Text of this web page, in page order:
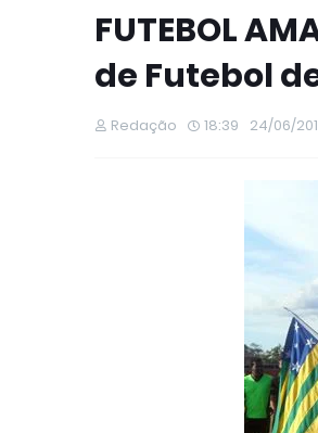
FUTEBOL
de Futebol
Redação 18:39 24/06/